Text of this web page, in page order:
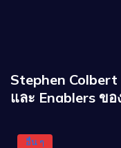
Stephen
และ Enablers ข
อื่น ๆ